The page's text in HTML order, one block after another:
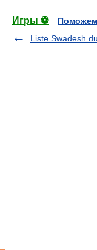
Игры ⚽
Liste Swadesh